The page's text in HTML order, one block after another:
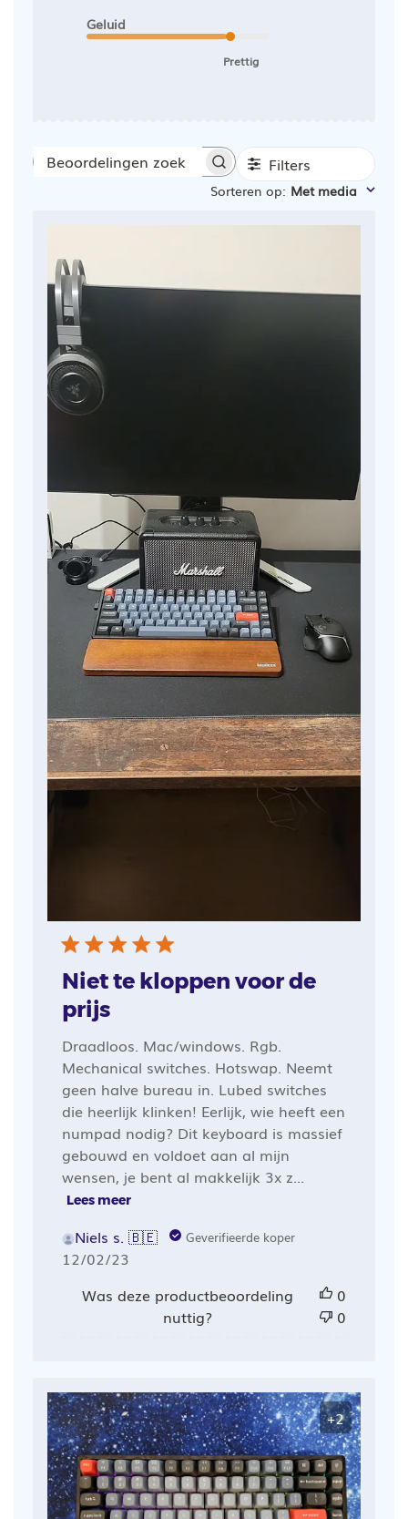
Geluid
Prettig
Beoordelingen
Filters
Sorteren op: Met media
Niet te kloppen voor de
prijs
Draadloos. Mac/windows. Rgb.
Mechanical switches. Hotswap. Neemt
geen halve bureau in. Lubed switches
die heerlijk klinken! Eerlijk, wie heeft een
numpad nodig? Dit keyboard is massief
gebouwd en voldoet aan al mijn
wensen, je bent al makkelijk 3x z...
Lees meer
Niels s. 🇧🇪 Geverifieerde koper
Publicatiedatum
12/02/23
Was deze productbeoordeling
nuttig?
0
0
+2